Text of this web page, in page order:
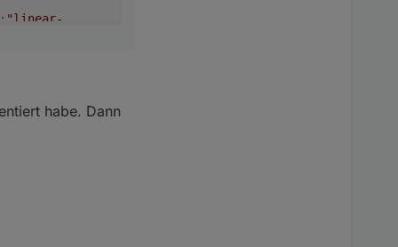
: "linear-
,"g_signals":f
size-
habe. Dann